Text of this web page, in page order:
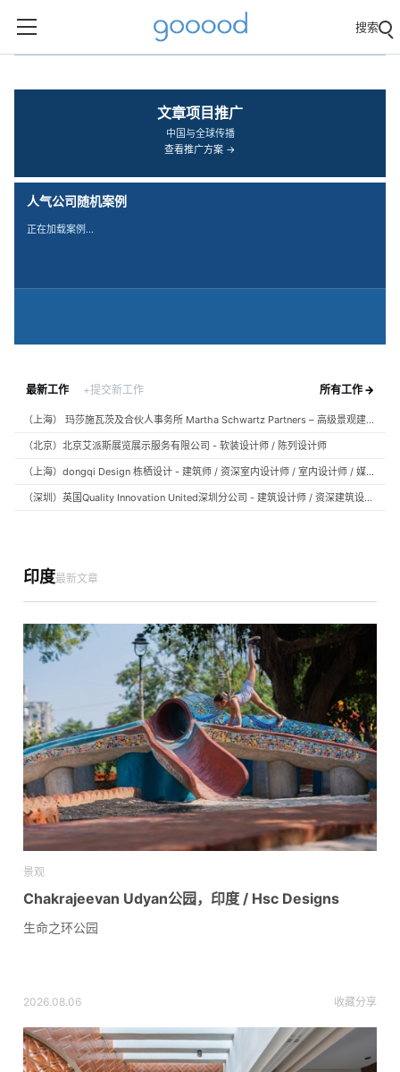
搜索
文章项目推广
中国与全球传播
查看推广方案 →
人气公司随机案例
正在加载案例…
最新工作 +提交新工作 所有工作 →
（上海） 玛莎施瓦茨及合伙人事务所 Martha Schwartz Partners – 高级景观建筑师 Senior Landscape Designer / 景观建筑师 Landscape Designer
（北京）北京艾派斯展览展示服务有限公司 - 软装设计师 / 陈列设计师
（上海）dongqi Design 栋栖设计 - 建筑师 / 资深室内设计师 / 室内设计师 / 媒体及公共关系主管 / 设计实习生（常年招聘）
（深圳）英国Quality Innovation United深圳分公司 - 建筑设计师 / 资深建筑设计师 / 室内设计师 / 设计实习生
印度最新文章
景观
Chakrajeevan Udyan公园，印度 / Hsc Designs
生命之环公园
2026.08.06 收藏分享